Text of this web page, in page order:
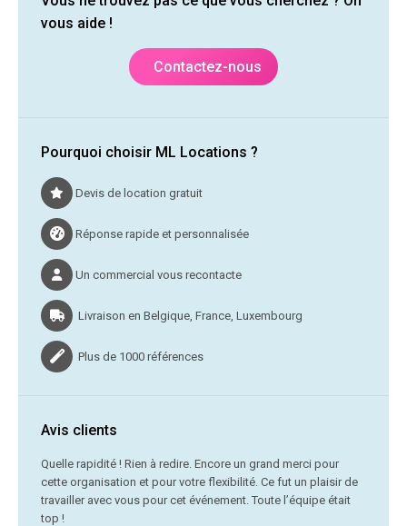
vous aide !
Contactez-nous
Pourquoi choisir ML Locations ?
Devis de location gratuit
Réponse rapide et personnalisée
Un commercial vous recontacte
Livraison en Belgique, France, Luxembourg
Plus de 1000 références
Avis clients
Quelle rapidité ! Rien à redire. Encore un grand merci pour
cette organisation et pour votre flexibilité. Ce fut un plaisir de
travailler avec vous pour cet événement. Toute l’équipe était
top !